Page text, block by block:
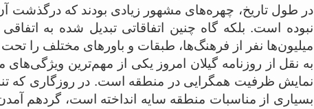
در طول تاریخ، چهره‌های مشهور زیادی بودند که درگذشت
نبوده است. بلکه گاه چنین اتفاقاتی تبدیل شده به
میلیون‌ها نفر از فرهنگ‌ها، طبقات و باورهای مختلف را تحت
به نقل از روزنامه گیلان امروز یکی از مهم‌ترین ویژگی‌های
نمایش ظرفیت همگرایی در منطقه است. در روزگاری که
بسیاری از مناسبات منطقه سایه انداخته است، گردهم